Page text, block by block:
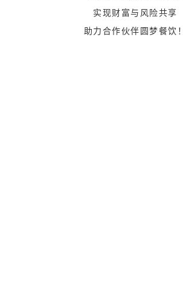
实现财富与风险共享
助力合作伙伴圆梦餐饮！